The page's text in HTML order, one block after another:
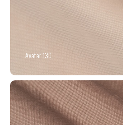
Avatar 130